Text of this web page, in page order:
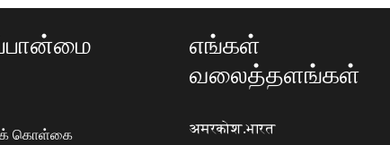
கொள்கை
எங்கள்
வலைத்தளங்கள்
अमरकोश.भारत